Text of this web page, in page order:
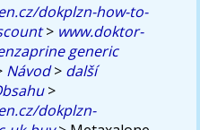
dokplzn-how-to-
> www.doktor-
generic
Návod> další
>
dokplzn-